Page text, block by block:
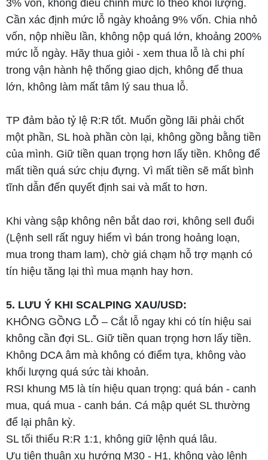
3% vốn, không điều chỉnh mức lỗ theo khối lượng.
Cần xác định mức lỗ ngày khoảng 9% vốn. Chia nhỏ
vốn, nộp nhiều lần, không nộp quá lớn, khoảng 200%
mức lỗ ngày. Hãy thua giỏi - xem thua lỗ là chi phí
trong vận hành hệ thống giao dịch, không để thua
lớn, không làm mất tâm lý sau thua lỗ.
TP đảm bảo tỷ lệ R:R tốt. Muốn gồng lãi phải chốt
một phần, SL hoà phần còn lại, không gồng bằng tiền
của mình. Giữ tiền quan trọng hơn lấy tiền. Không để
mất tiền quá sức chịu đựng. Vì mất tiền sẽ mất bình
tĩnh dẫn đến quyết định sai và mất to hơn.
Khi vàng sập không nên bắt dao rơi, không sell đuổi
(Lệnh sell rất nguy hiểm vì bán trong hoảng loạn,
mua trong tham lam), chờ giá chạm hỗ trợ mạnh có
tín hiệu tăng lại thì mua mạnh hay hơn.
5. LƯU Ý KHI SCALPING XAU/USD:
KHÔNG GỒNG LỖ – Cắt lỗ ngay khi có tín hiệu sai
không cần đợi SL. Giữ tiền quan trọng hơn lấy tiền.
Không DCA âm mà không có điểm tựa, không vào
khối lượng quá sức tài khoản.
RSI khung M5 là tín hiệu quan trọng: quá bán - canh
mua, quá mua - canh bán. Cá mập quét SL thường
để lại phân kỳ.
SL tối thiểu R:R 1:1, không giữ lệnh quá lâu.
Ưu tiên thuận xu hướng M30 - H1, không vào lệnh